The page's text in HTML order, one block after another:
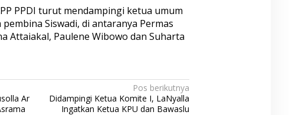
PPDI turut mendampingi ketua umum
Siswadi, di antaranya Permas
Attaiakal, Paulene Wibowo dan Suharta
Ar
Pos berikutnya
Didampingi Ketua Komite I, LaNyalla
Ingatkan Ketua KPU dan Bawaslu